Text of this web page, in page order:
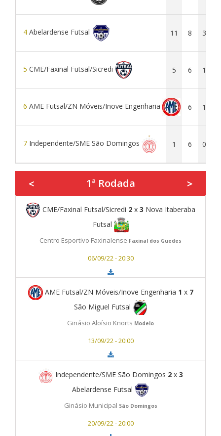
4 Abelardense Futsal 11 8 3
5 CME/Faxinal Futsal/Sicredi 5 6 1
6 AME Futsal/ZN Móveis/Inove Engenharia 4 6 1
7 Independente/SME São Domingos 1 6 0
< 1ª Rodada >
CME/Faxinal Futsal/Sicredi 2 x 3 Nova Itaberaba
Futsal
Centro Esportivo Faxinalense Faxinal dos Guedes
06/09/22 - 20:30
AME Futsal/ZN Móveis/Inove Engenharia 1 x 7
São Miguel Futsal
Ginásio Aloísio Knorts Modelo
13/09/22 - 20:00
Independente/SME São Domingos 2x 3
Abelardense Futsal
Ginásio Municipal São Domingos
20/09/22 - 20:00